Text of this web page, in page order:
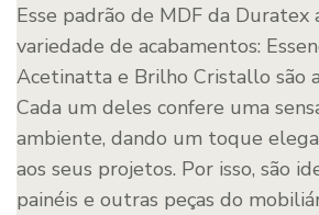
Esse padrão de MDF da Duratex
variedade de acabamentos:
Acetinatta e Brilho Cristallo são
Cada um deles confere uma
ambiente, dando um toque
aos seus projetos. Por isso, são
painéis e outras peças do